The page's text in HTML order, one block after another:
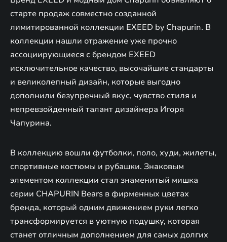
старте продаж совместно созданной
лимитированной коллекции EXEED by Chapurin. В
коллекции нашли отражение уже прочно
ассоциирующиеся с брендом EXEED
исключительное качество, высочайшие стандарты
и великолепный дизайн, которые выгодно
дополнили безупречный вкус, чувство стиля и
непревзойденный талант дизайнера Игоря
Чапурина.
В коллекцию вошли футболки, поло, худи, жилеты,
спортивные костюмы и рубашки. Знаковым
элементом коллекции стал знаменитый мишка
серии CHAPURIN Bears в фирменных цветах
бренда, который одним движением руки легко
трансформируется в уютную подушку, которая
станет отличным дополнением для самых долгих